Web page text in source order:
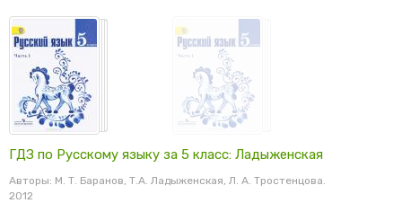
ГДЗ по Русскому языку за 5 класс: Ладыженская
Авторы: М. Т. Баранов, Т.А. Ладыженская, Л. А. Тростенцова.
2012